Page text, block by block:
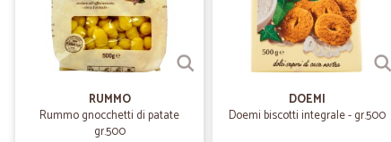
RUMMO
Rummo gnocchetti di patate
gr.500
DOEMI
Doemi biscotti integrale - gr.500